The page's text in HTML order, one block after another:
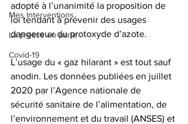
Mes Interventions
La presse en parle
Covid-19
adopté à l’unanimité la proposition de
loi tendant à prévenir des usages
dangereux du protoxyde d’azote.
L’usage du « gaz hilarant » est tout sauf
anodin. Les données publiées en juillet
2020 par l’Agence nationale de
sécurité sanitaire de l’alimentation, de
l’environnement et du travail (ANSES) et